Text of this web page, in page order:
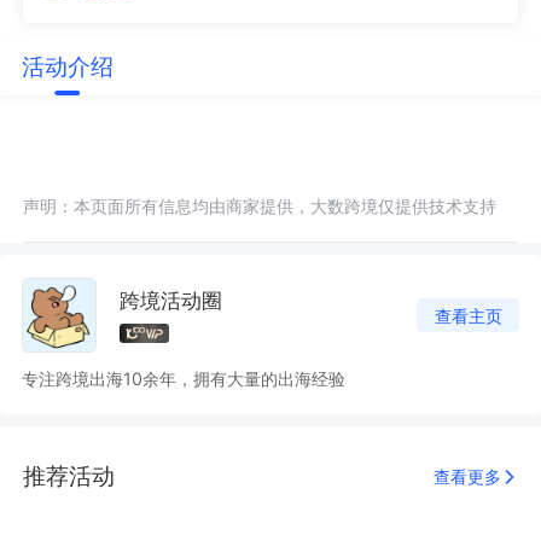
活动介绍
声明：本页面所有信息均由商家提供，大数跨境仅提供技术支持
跨境活动圈
查看主页
专注跨境出海10余年，拥有大量的出海经验
推荐活动 查看更多